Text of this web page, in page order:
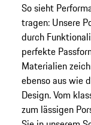
So sieht
tragen: Unsere
durch
perfekte
Materialien
ebenso aus wie
Design. Vom
zum lässigen